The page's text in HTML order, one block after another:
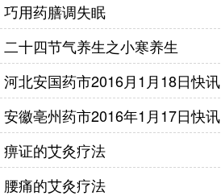
巧用药膳调失眠
二十四节气养生之小寒养生
河北安国药市2016月1月18日快讯
安徽亳州药市2016年1月17日快讯
痹证的艾灸疗法
腰痛的艾灸疗法